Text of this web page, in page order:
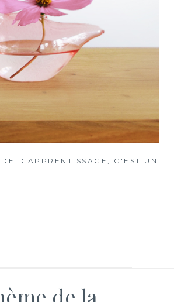
D'APPRENTISSAGE, C'EST UN
de la